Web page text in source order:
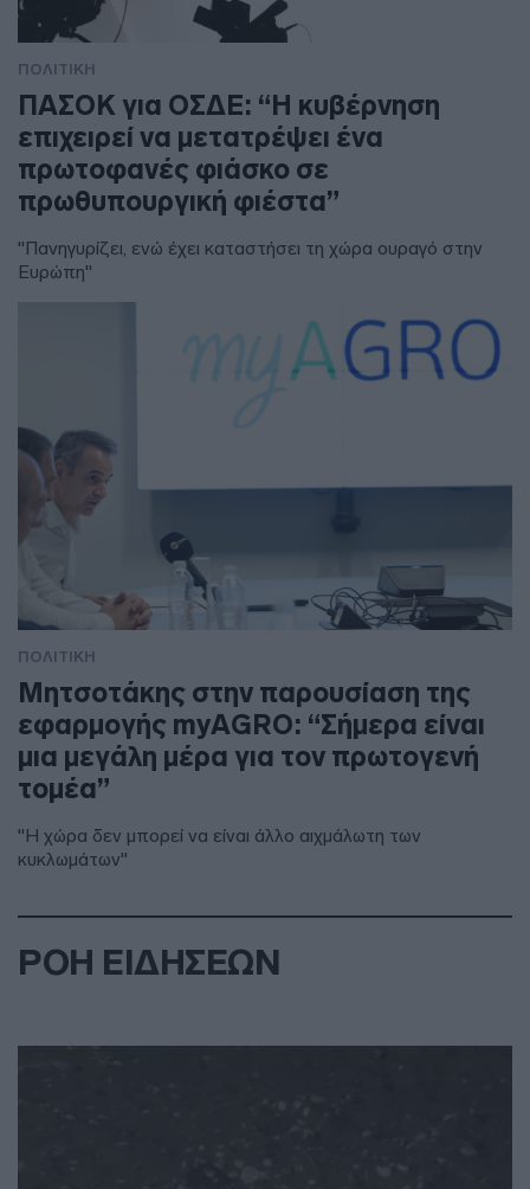
ΠΟΛΙΤΙΚΗ
ΠΑΣΟΚ για ΟΣΔΕ: “Η κυβέρνηση
επιχειρεί να μετατρέψει ένα
πρωτοφανές φιάσκο σε
πρωθυπουργική φιέστα”
"Πανηγυρίζει, ενώ έχει καταστήσει τη χώρα ουραγό στην
Ευρώπη"
ΠΟΛΙΤΙΚΗ
Μητσοτάκης στην παρουσίαση της
εφαρμογής myAGRO: “Σήμερα είναι
μια μεγάλη μέρα για τον πρωτογενή
τομέα”
"Η χώρα δεν μπορεί να είναι άλλο αιχμάλωτη των
κυκλωμάτων"
ΡΟΗ ΕΙΔΗΣΕΩΝ